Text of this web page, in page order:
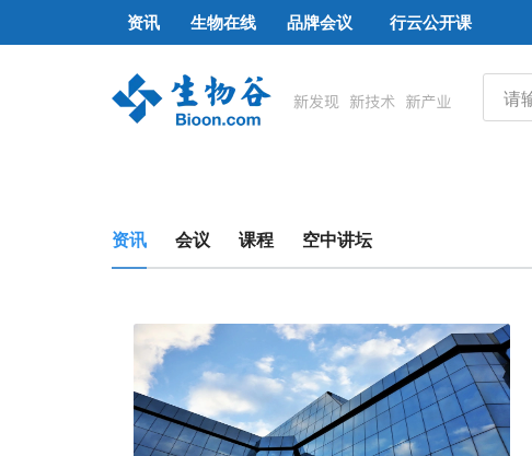
资讯 生物在线 品牌会议 行云公开课
资讯 会议 课程 空中讲坛